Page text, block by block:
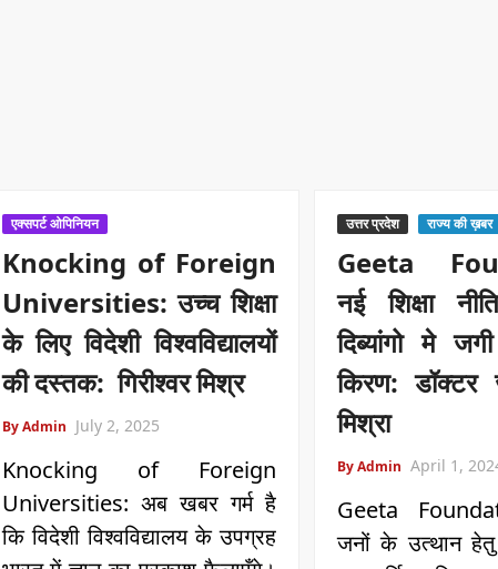
एक्सपर्ट ओपिनियन
Knocking of Foreign
Universities: उच्च शिक्षा
के लिए विदेशी विश्वविद्यालयों
की दस्तक: गिरीश्वर मिश्र
By Admin July 2, 2025
Knocking of Foreign
Universities: अब खबर गर्म है
कि विदेशी विश्वविद्यालय के उपग्रह
उत्तर प्रदेश राज्य की ख़बर
Geeta
नई शिक्षा
दिब्यांगो मे
किरण: डॉक्टर
मिश्रा
By Admin April 1,
Geeta
जनों के उत्थान हेतु